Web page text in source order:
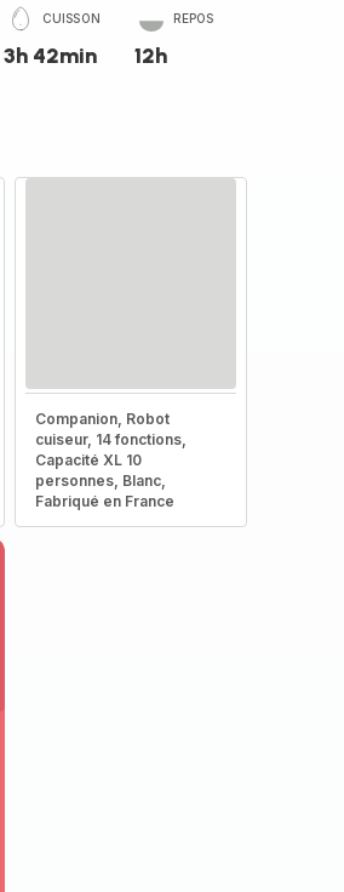
CUISSON
3h 42min
REPOS
12h
Companion, Robot
cuiseur, 14 fonctions,
Capacité XL 10
personnes, Blanc,
Fabriqué en France